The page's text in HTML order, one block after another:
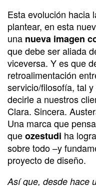
Esta evolución hacia
plantear, en esta
una nueva imagen
que debe ser aliada
viceversa. Y es que
retroalimentación
servicio/filosofía, tal
decirle a nuestros
Clara. Sincera.
Una marca que
queozestudi ha
sobre todo –y
proyecto de diseño.
Así que, desde hace